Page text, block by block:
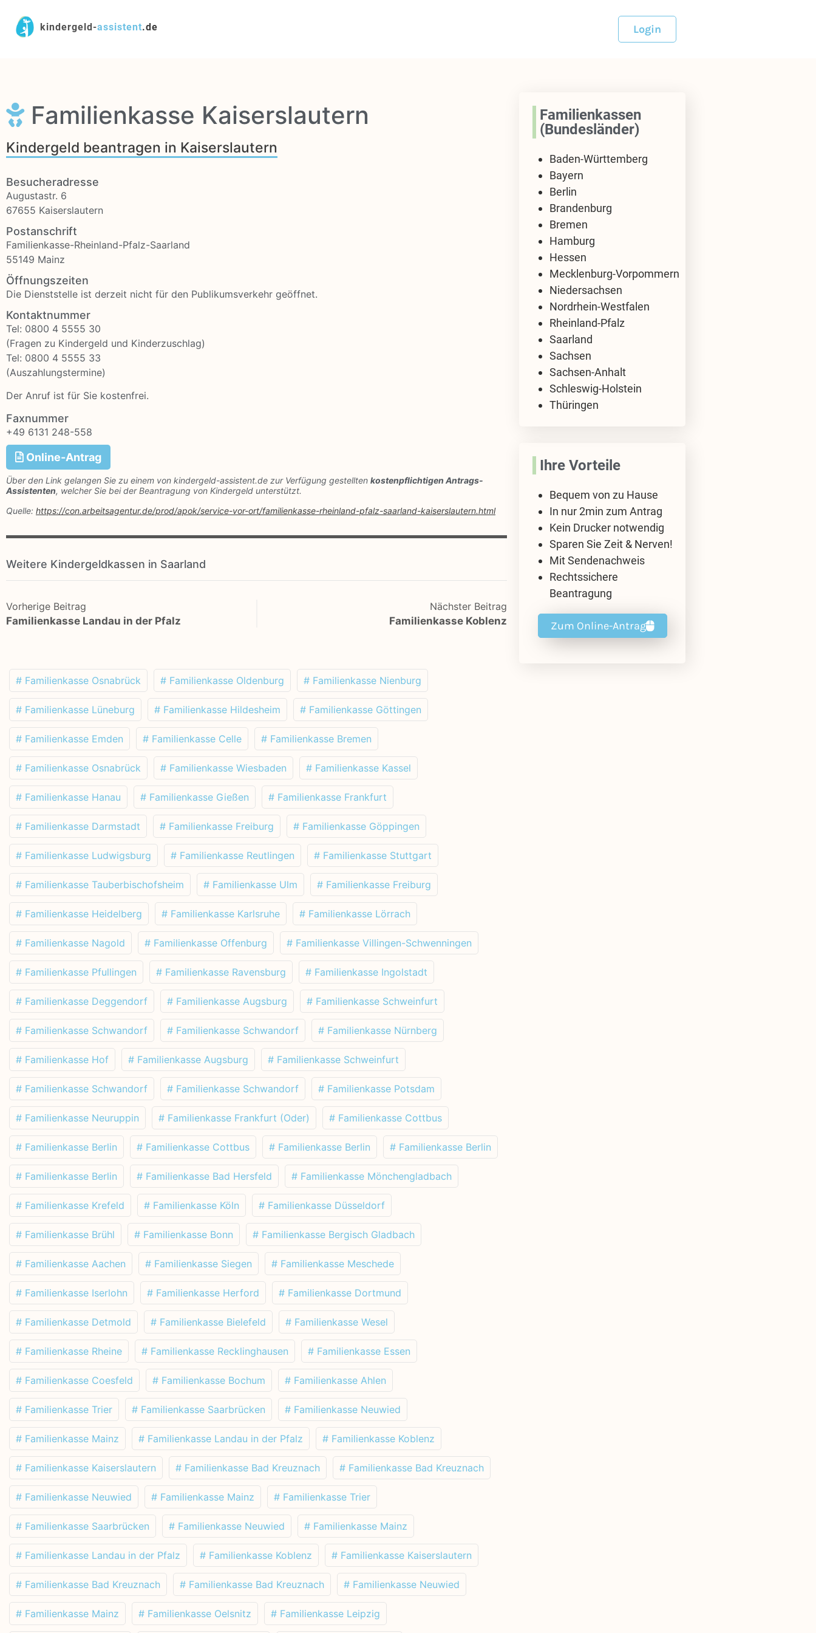
kindergeld-assistent.de Login
Familienkasse Kaiserslautern
Kindergeld beantragen in Kaiserslautern
Besucheradresse
Augustastr. 6
67655 Kaiserslautern
Postanschrift
Familienkasse-Rheinland-Pfalz-Saarland
55149 Mainz
Öffnungszeiten
Die Dienststelle ist derzeit nicht für den Publikumsverkehr geöffnet.
Kontaktnummer
Tel: 0800 4 5555 30
(Fragen zu Kindergeld und Kinderzuschlag)
Tel: 0800 4 5555 33
(Auszahlungstermine)
Der Anruf ist für Sie kostenfrei.
Faxnummer
+49 6131 248-558
Online-Antrag
Über den Link gelangen Sie zu einem von kindergeld-assistent.de zur Verfügung gestellten kostenpflichtigen Antrags-
Assistenten, welcher Sie bei der Beantragung von Kindergeld unterstützt.
Quelle: https://con.arbeitsagentur.de/prod/apok/service-vor-ort/familienkasse-rheinland-pfalz-saarland-kaiserslautern.html
Weitere Kindergeldkassen in Saarland
Vorherige Beitrag
Familienkasse Landau in der Pfalz
Nächster Beitrag
Familienkasse Koblenz
# Familienkasse Osnabrück # Familienkasse Oldenburg # Familienkasse Nienburg
# Familienkasse Lüneburg # Familienkasse Hildesheim # Familienkasse Göttingen
# Familienkasse Emden # Familienkasse Celle # Familienkasse Bremen
# Familienkasse Osnabrück # Familienkasse Wiesbaden # Familienkasse Kassel
# Familienkasse Hanau # Familienkasse Gießen # Familienkasse Frankfurt
# Familienkasse Darmstadt # Familienkasse Freiburg # Familienkasse Göppingen
# Familienkasse Ludwigsburg # Familienkasse Reutlingen # Familienkasse Stuttgart
# Familienkasse Tauberbischofsheim # Familienkasse Ulm # Familienkasse Freiburg
# Familienkasse Heidelberg # Familienkasse Karlsruhe # Familienkasse Lörrach
# Familienkasse Nagold # Familienkasse Offenburg # Familienkasse Villingen-Schwenningen
# Familienkasse Pfullingen # Familienkasse Ravensburg # Familienkasse Ingolstadt
# Familienkasse Deggendorf # Familienkasse Augsburg # Familienkasse Schweinfurt
# Familienkasse Schwandorf # Familienkasse Schwandorf # Familienkasse Nürnberg
# Familienkasse Hof # Familienkasse Augsburg # Familienkasse Schweinfurt
# Familienkasse Schwandorf # Familienkasse Schwandorf # Familienkasse Potsdam
# Familienkasse Neuruppin # Familienkasse Frankfurt (Oder) # Familienkasse Cottbus
# Familienkasse Berlin # Familienkasse Cottbus # Familienkasse Berlin # Familienkasse Berlin
# Familienkasse Berlin # Familienkasse Bad Hersfeld # Familienkasse Mönchengladbach
# Familienkasse Krefeld # Familienkasse Köln # Familienkasse Düsseldorf
# Familienkasse Brühl # Familienkasse Bonn # Familienkasse Bergisch Gladbach
# Familienkasse Aachen # Familienkasse Siegen # Familienkasse Meschede
# Familienkasse Iserlohn # Familienkasse Herford # Familienkasse Dortmund
# Familienkasse Detmold # Familienkasse Bielefeld # Familienkasse Wesel
# Familienkasse Rheine # Familienkasse Recklinghausen # Familienkasse Essen
# Familienkasse Coesfeld # Familienkasse Bochum # Familienkasse Ahlen
# Familienkasse Trier # Familienkasse Saarbrücken # Familienkasse Neuwied
# Familienkasse Mainz # Familienkasse Landau in der Pfalz # Familienkasse Koblenz
# Familienkasse Kaiserslautern # Familienkasse Bad Kreuznach # Familienkasse Bad Kreuznach
# Familienkasse Neuwied # Familienkasse Mainz # Familienkasse Trier
# Familienkasse Saarbrücken # Familienkasse Neuwied # Familienkasse Mainz
# Familienkasse Landau in der Pfalz # Familienkasse Koblenz # Familienkasse Kaiserslautern
# Familienkasse Bad Kreuznach # Familienkasse Bad Kreuznach # Familienkasse Neuwied
# Familienkasse Mainz # Familienkasse Oelsnitz # Familienkasse Leipzig
Familienkassen
(Bundesländer)
Baden-Württemberg
Bayern
Berlin
Brandenburg
Bremen
Hamburg
Hessen
Mecklenburg-Vorpommern
Niedersachsen
Nordrhein-Westfalen
Rheinland-Pfalz
Saarland
Sachsen
Sachsen-Anhalt
Schleswig-Holstein
Thüringen
Ihre Vorteile
Bequem von zu Hause
In nur 2min zum Antrag
Kein Drucker notwendig
Sparen Sie Zeit & Nerven!
Mit Sendenachweis
Rechtssichere
Beantragung
Zum Online-Antrag